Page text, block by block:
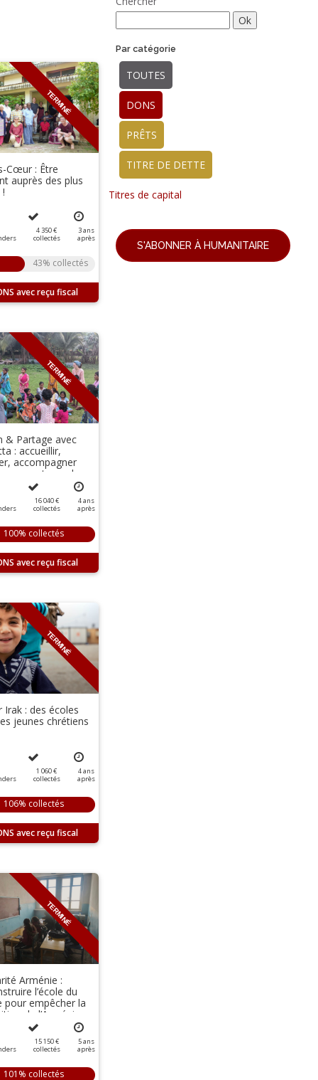
TERMINÉ
Cœur : Être
auprès des plus
4 350 €
collectés
3ans
après
43% collectés
TERMINÉ
& Partage avec
: accueillir,
accompagner
porteurs de
16 040 €
collectés
4ans
après
100% collectés
TERMINÉ
Irak : des écoles
jeunes chrétiens
1 060 €
collectés
4ans
après
106% collectés
TERMINÉ
Arménie :
l’école du
pour empêcher la
de l’Arménie
15 150 €
collectés
5ans
après
101% collectés
Par catégorie
TOUTES
DONS
PRÊTS
TITRE DE DETTE
Titres de capital
S'ABONNER À HUMANITAIRE